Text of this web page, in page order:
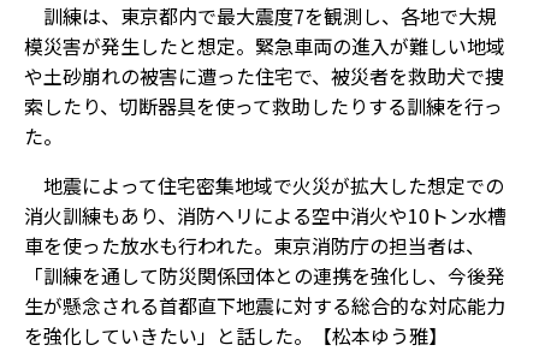
訓練は、東京都内で最大震度7を観測し、各地で大規
模災害が発生したと想定。緊急車両の進入が難しい地域
や土砂崩れの被害に遭った住宅で、被災者を救助犬で捜
索したり、切断器具を使って救助したりする訓練を行っ
た。
地震によって住宅密集地域で火災が拡大した想定での
消火訓練もあり、消防ヘリによる空中消火や10トン水槽
車を使った放水も行われた。東京消防庁の担当者は、
「訓練を通して防災関係団体との連携を強化し、今後発
生が懸念される首都直下地震に対する総合的な対応能力
を強化していきたい」と話した。【松本ゆう雅】